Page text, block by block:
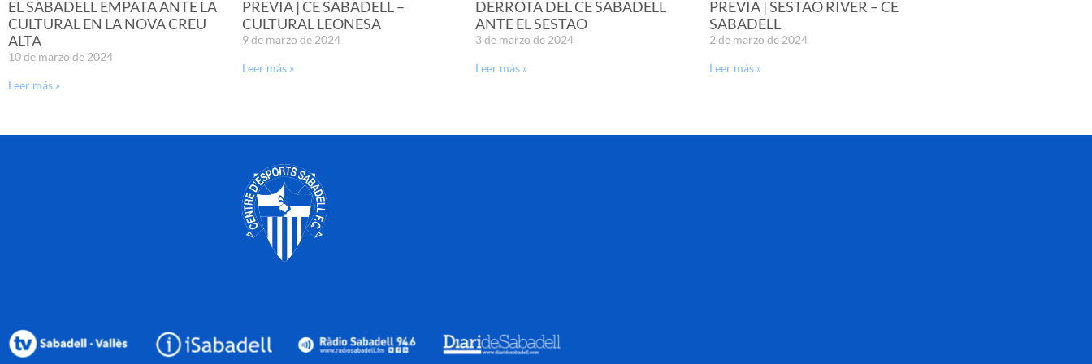
EL SABADELL EMPATA ANTE LA
CULTURAL EN LA NOVA CREU
ALTA
10 de marzo de 2024
Leer más »
PREVIA | CE SABADELL –
CULTURAL LEONESA
9 de marzo de 2024
Leer más »
DERROTA DEL CE SABADELL
ANTE EL SESTAO
3 de marzo de 2024
Leer más »
PREVIA | SESTAO RIVER – CE
SABADELL
2 de marzo de 2024
Leer más »